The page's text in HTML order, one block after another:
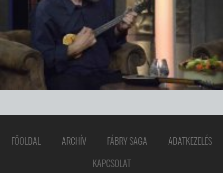
FŐOLDAL ARCHÍV FÁBRY SAGA
ADATKEZELÉS
KAPCSOLAT